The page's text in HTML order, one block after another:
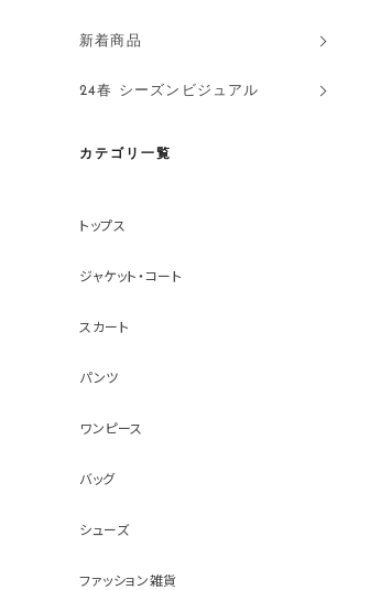
新着商品
24春 シーズンビジュアル
カテゴリ一覧
トップス
ジャケット・コート
スカート
パンツ
ワンピース
バッグ
シューズ
ファッション雑貨